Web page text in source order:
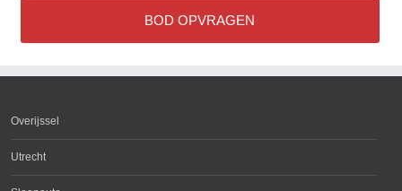
BOD OPVRAGEN
Overijssel
Utrecht